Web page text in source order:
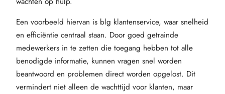
Een voorbeeld hiervan is blg klantenservice, waar snelheid
en efficiëntie centraal staan. Door goed getrainde
medewerkers in te zetten die toegang hebben tot alle
benodigde informatie, kunnen vragen snel worden
beantwoord en problemen direct worden opgelost. Dit
vermindert niet alleen de wachttijd voor klanten, maar